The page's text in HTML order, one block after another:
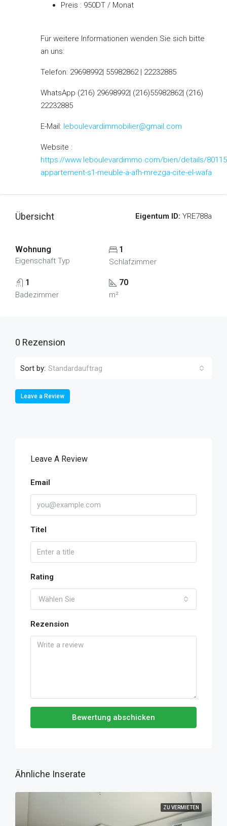
Preis : 950DT / Monat
Für weitere Informationen wenden Sie sich bitte
an uns:
Telefon: 29698992| 55982862 | 22232885
WhatsApp (216) 29698992| (216)55982862| (216)
22232885
E-Mail: leboulevardimmobilier@gmail.com
Website :
https://www.leboulevardimmo.com/bien/details/
appartement-s1-meuble-a-afh-mrezga-cite-el-wafa
Übersicht Eigentum ID: YRE788a
Wohnung
Eigenschaft Typ
1
Schlafzimmer
1
Badezimmer
70
m²
0 Rezension
Sort by: Standardauftrag
Leave a Review
Leave A Review
Email
Titel
Rating
Wählen Sie
Rezension
Bewertung abschicken
Ähnliche Inserate
ZU VERMIETEN